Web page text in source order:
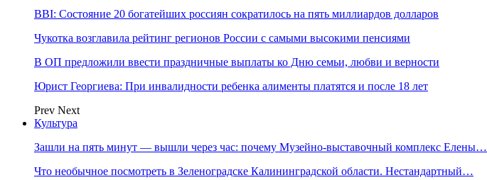
BBI: Состояние 20 богатейших россиян сократилось на пять миллиардов долларов
Чукотка возглавила рейтинг регионов России с самыми высокими пенсиями
В ОП предложили ввести праздничные выплаты ко Дню семьи, любви и верности
Юрист Георгиева: При инвалидности ребенка алименты платятся и после 18 лет
Prev Next
Культура
Зашли на пять минут — вышли через час: почему Музейно-выставочный комплекс Елены…
Что необычное посмотреть в Зеленоградске Калининградской области. Нестандартный…